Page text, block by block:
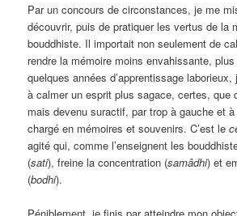
Par un concours de circonstances, je me
découvrir, puis de pratiquer les vertus de la
bouddhiste. Il importait non seulement de
rendre la mémoire moins envahissante,
quelques années d’apprentissage
à calmer un esprit plus sagace, certes, que
mais devenu suractif, par trop à gauche et
chargé en mémoires et souvenirs. C’est le
agité qui, comme l’enseignent les
(sati), freine la concentration (samâdhi) et
(bodhi).